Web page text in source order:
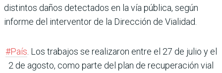
distintos daños detectados en la vía pública, según
informe del interventor de la Dirección de Vialidad.
#País . Los trabajos se realizaron entre el 27 de julio y el
2 de agosto, como parte del plan de recuperación vial